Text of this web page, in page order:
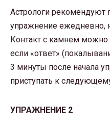
Астрологи рекомендуют
упражнение ежедневно,
Контакт с камнем можно
если «ответ»
3 минуты после начала
приступать к
УПРАЖНЕНИЕ 2